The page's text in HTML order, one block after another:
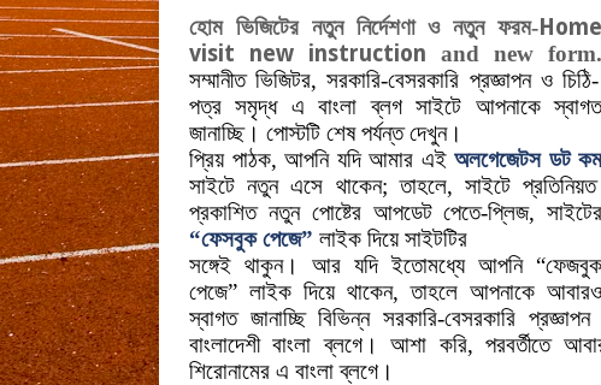
হোম ভিজিটের নতুন নির্দেশণা ও নতুন ফরম-Home
visit new instructionand new form.
সম্মানীত ভিজিটর, সরকারি-বেসরকারি প্রজ্ঞাপন ও চিঠি-
পত্র সমৃদ্ধ এ বাংলা ব্লগ সাইটে আপনাকে
জানাচ্ছি। পোস্টটি শেষ পর্যন্ত দেখুন।
প্রিয় পাঠক, আপনি যদি আমার এইঅলগেজেটস ডট
সাইটে নতুন এসে থাকেন; তাহলে, সাইটে প্রতিনিয়ত
প্রকাশিত নতুন পোষ্টের আপডেট পেতে-প্লিজ, সাইটের
“ফেসবুক পেজে” লাইক দিয়ে সাইটটির
সঙ্গেই থাকুন।
আর যদি ইতোমধ্যে আপনি “ফেজবুক
পেজে” লাইক দিয়ে থাকেন, তাহলে আপনাকে আবারও
স্বাগত জানাচ্ছি বিভিন্ন সরকারি-বেসরকারি
বাংলাদেশী বাংলা ব্লগে। আশা করি, পরবর্তীতে
শিরোনামের এ বাংলা ব্লগে।